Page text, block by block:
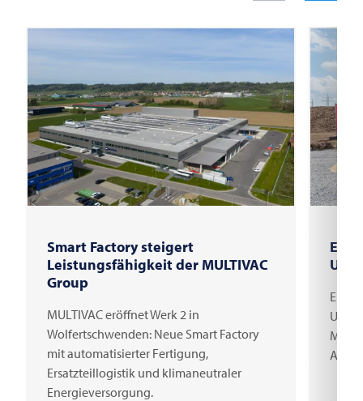
Smart Factory steigert
Leistungsfähigkeit der MULTIVAC
Group
MULTIVAC eröffnet Werk 2 in
Wolfertschwenden: Neue Smart Factory
mit automatisierter Fertigung,
Ersatzteillogistik und klimaneutraler
Energieversorgung.